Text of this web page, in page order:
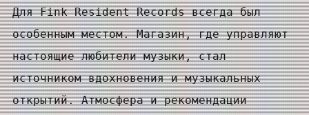
Для Fink Resident Records всегда был
особенным местом. Магазин, где управляют
настоящие любители музыки, стал
источником вдохновения и музыкальных
открытий. Атмосфера и рекомендации